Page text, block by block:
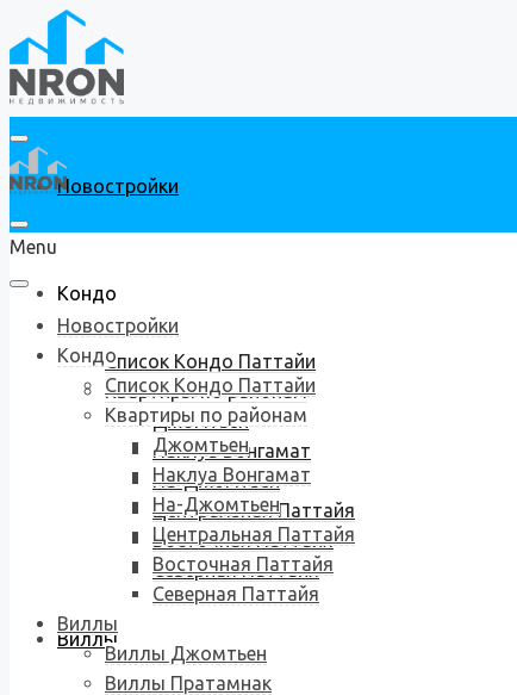
Новостройки
Кондо
Список Кондо Паттайи
Квартиры по районам
Джомтьен
Наклуа Вонгамат
На-Джомтьен
Центральная Паттайя
Восточная Паттайя
Северная Паттайя
Виллы
Menu
Новостройки
Кондо
Список Кондо Паттайи
Квартиры по районам
Джомтьен
Наклуа Вонгамат
На-Джомтьен
Центральная Паттайя
Восточная Паттайя
Северная Паттайя
Виллы
Виллы Джомтьен
Виллы Пратамнак